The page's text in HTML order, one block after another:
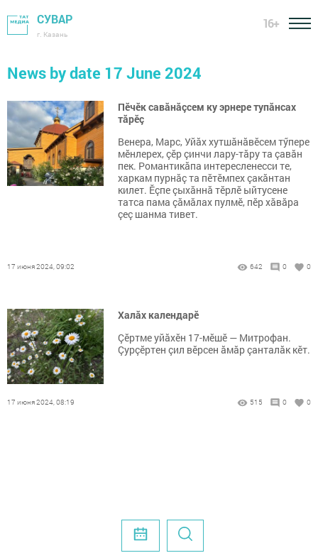
СУВАР
г. Казань
16+
News by date 17 June 2024
Пӗчӗк савăнăçсем ку эрнере тупăнсах
тăрӗç
Венера, Марс, Уйăх хутшăнăвӗсем тӳпере
мӗнлерех, çӗр çинчи лару-тăру та çавăн
пек. Романтикăпа интересленесси те,
харкам пурнăç та пӗтӗмпех çакăнтан
килет. Ӗçпе çыхăннă тӗрлӗ ыйтусене
татса пама çăмăлах пулмӗ, пӗр хăвăра
çеç шанма тивет.
17 июня 2024, 09:02 642 0 0
Халăх календарĕ
Çӗртме уйăхӗн 17-мӗшӗ — Митрофан.
Çурçӗртен çил вӗрсен ăмăр çанталăк кӗт.
17 июня 2024, 08:19 515 0 0